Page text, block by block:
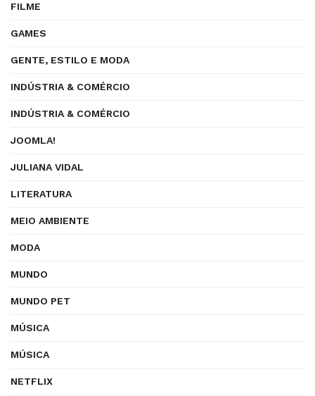
FILME
GAMES
GENTE, ESTILO E MODA
INDÚSTRIA & COMÉRCIO
INDÚSTRIA & COMÉRCIO
JOOMLA!
JULIANA VIDAL
LITERATURA
MEIO AMBIENTE
MODA
MUNDO
MUNDO PET
MÚSICA
MÚSICA
NETFLIX